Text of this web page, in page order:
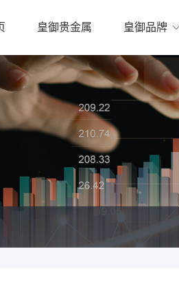
皇御贵金属 皇御品牌